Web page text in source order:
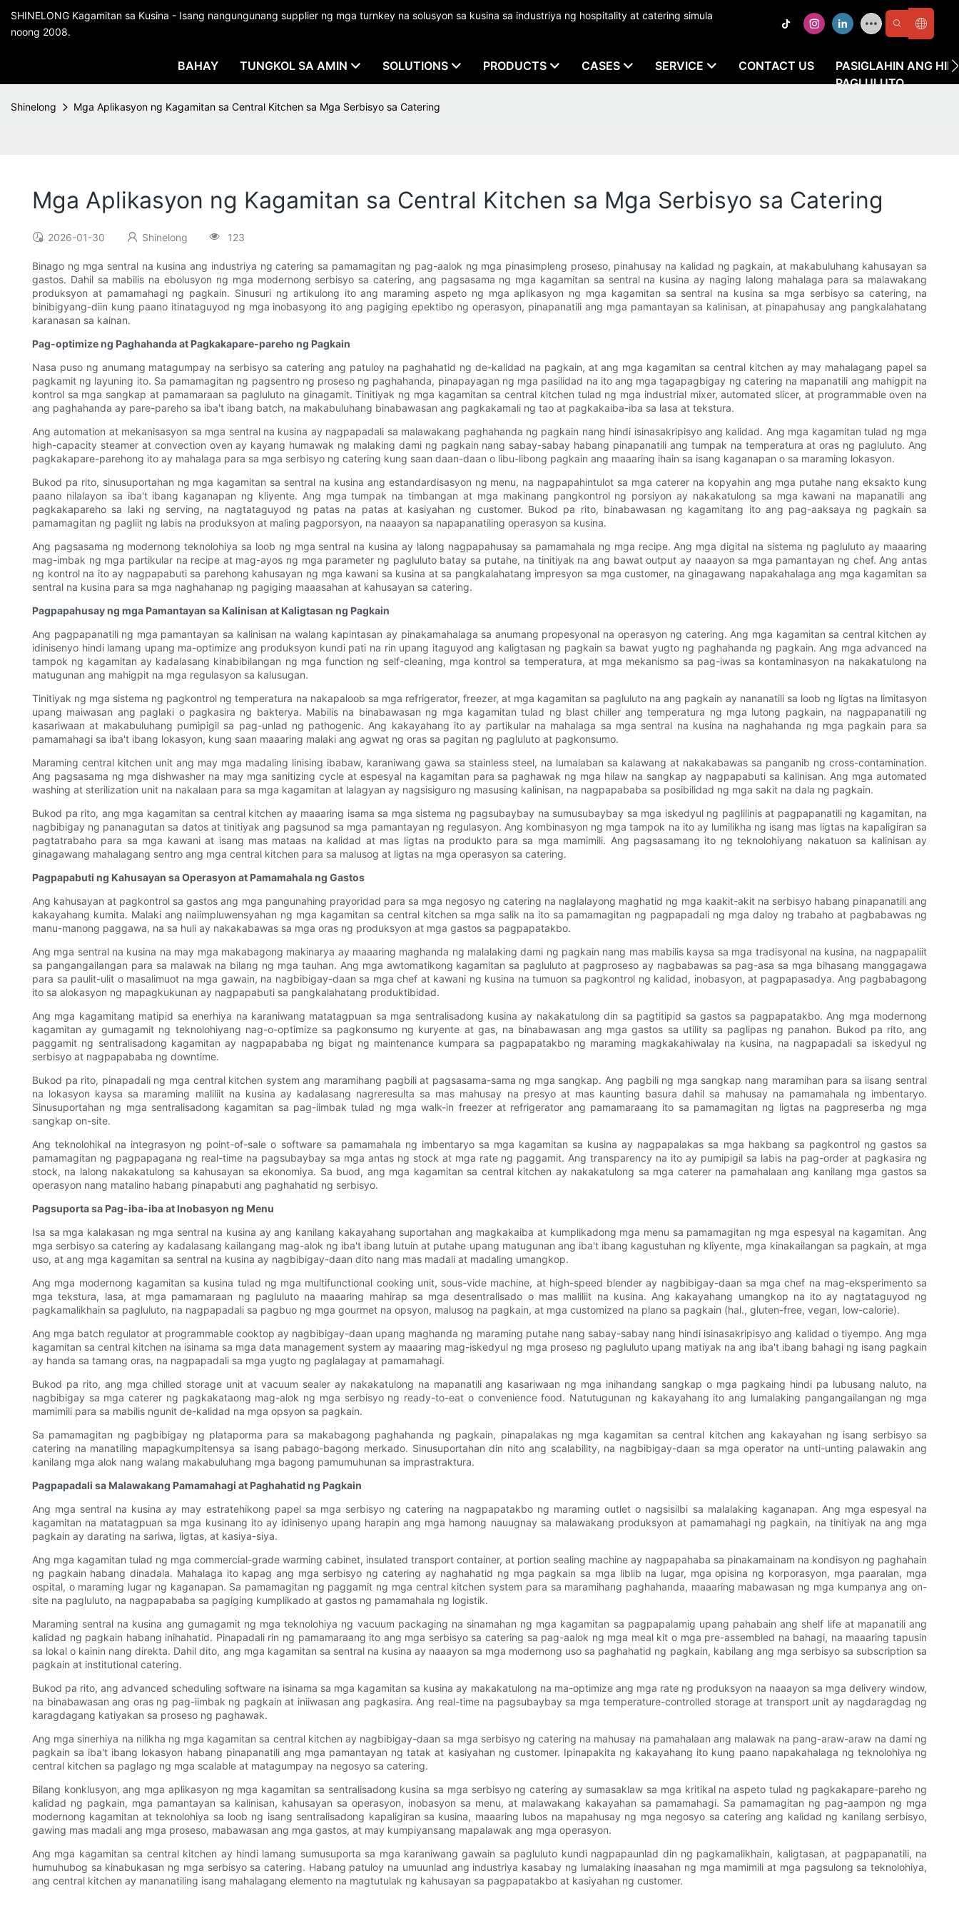
SHINELONG Kagamitan sa Kusina - Isang nangungunang supplier ng mga turnkey na solusyon sa kusina sa industriya ng hospitality at catering simula
noong 2008.
BAHAY TUNGKOL SA AMIN SOLUTIONS PRODUCTS CASES SERVICE CONTACT US
PASIGLAHIN ANG
PAGLULUTO
Shinelong Mga Aplikasyon ng Kagamitan sa Central Kitchen sa Mga Serbisyo sa Catering
Mga Aplikasyon ng Kagamitan sa Central Kitchen sa Mga Serbisyo sa Catering
2026-01-30 Shinelong 123
Binago ng mga sentral na kusina ang industriya ng catering sa pamamagitan ng pag-aalok ng mga pinasimpleng proseso, pinahusay na kalidad ng pagkain, at makabuluhang kahusayan sa
gastos. Dahil sa mabilis na ebolusyon ng mga modernong serbisyo sa catering, ang pagsasama ng mga kagamitan sa sentral na kusina ay naging lalong mahalaga para sa malawakang
produksyon at pamamahagi ng pagkain. Sinusuri ng artikulong ito ang maraming aspeto ng mga aplikasyon ng mga kagamitan sa sentral na kusina sa mga serbisyo sa catering, na
binibigyang-diin kung paano itinataguyod ng mga inobasyong ito ang pagiging epektibo ng operasyon, pinapanatili ang mga pamantayan sa kalinisan, at pinapahusay ang pangkalahatang
karanasan sa kainan.
Pag-optimize ng Paghahanda at Pagkakapare-pareho ng Pagkain
Nasa puso ng anumang matagumpay na serbisyo sa catering ang patuloy na paghahatid ng de-kalidad na pagkain, at ang mga kagamitan sa central kitchen ay may mahalagang papel sa
pagkamit ng layuning ito. Sa pamamagitan ng pagsentro ng proseso ng paghahanda, pinapayagan ng mga pasilidad na ito ang mga tagapagbigay ng catering na mapanatili ang mahigpit na
kontrol sa mga sangkap at pamamaraan sa pagluluto na ginagamit. Tinitiyak ng mga kagamitan sa central kitchen tulad ng mga industrial mixer, automated slicer, at programmable oven na
ang paghahanda ay pare-pareho sa iba't ibang batch, na makabuluhang binabawasan ang pagkakamali ng tao at pagkakaiba-iba sa lasa at tekstura.
Ang automation at mekanisasyon sa mga sentral na kusina ay nagpapadali sa malawakang paghahanda ng pagkain nang hindi isinasakripisyo ang kalidad. Ang mga kagamitan tulad ng mga
high-capacity steamer at convection oven ay kayang humawak ng malaking dami ng pagkain nang sabay-sabay habang pinapanatili ang tumpak na temperatura at oras ng pagluluto. Ang
pagkakapare-parehong ito ay mahalaga para sa mga serbisyo ng catering kung saan daan-daan o libu-libong pagkain ang maaaring ihain sa isang kaganapan o sa maraming lokasyon.
Bukod pa rito, sinusuportahan ng mga kagamitan sa sentral na kusina ang estandardisasyon ng menu, na nagpapahintulot sa mga caterer na kopyahin ang mga putahe nang eksakto kung
paano nilalayon sa iba't ibang kaganapan ng kliyente. Ang mga tumpak na timbangan at mga makinang pangkontrol ng porsiyon ay nakakatulong sa mga kawani na mapanatili ang
pagkakapareho sa laki ng serving, na nagtataguyod ng patas na patas at kasiyahan ng customer. Bukod pa rito, binabawasan ng kagamitang ito ang pag-aaksaya ng pagkain sa
pamamagitan ng pagliit ng labis na produksyon at maling pagporsyon, na naaayon sa napapanatiling operasyon sa kusina.
Ang pagsasama ng modernong teknolohiya sa loob ng mga sentral na kusina ay lalong nagpapahusay sa pamamahala ng mga recipe. Ang mga digital na sistema ng pagluluto ay maaaring
mag-imbak ng mga partikular na recipe at mag-ayos ng mga parameter ng pagluluto batay sa putahe, na tinitiyak na ang bawat output ay naaayon sa mga pamantayan ng chef. Ang antas
ng kontrol na ito ay nagpapabuti sa parehong kahusayan ng mga kawani sa kusina at sa pangkalahatang impresyon sa mga customer, na ginagawang napakahalaga ang mga kagamitan sa
sentral na kusina para sa mga naghahanap ng pagiging maaasahan at kahusayan sa catering.
Pagpapahusay ng mga Pamantayan sa Kalinisan at Kaligtasan ng Pagkain
Ang pagpapanatili ng mga pamantayan sa kalinisan na walang kapintasan ay pinakamahalaga sa anumang propesyonal na operasyon ng catering. Ang mga kagamitan sa central kitchen ay
idinisenyo hindi lamang upang ma-optimize ang produksyon kundi pati na rin upang itaguyod ang kaligtasan ng pagkain sa bawat yugto ng paghahanda ng pagkain. Ang mga advanced na
tampok ng kagamitan ay kadalasang kinabibilangan ng mga function ng self-cleaning, mga kontrol sa temperatura, at mga mekanismo sa pag-iwas sa kontaminasyon na nakakatulong na
matugunan ang mahigpit na mga regulasyon sa kalusugan.
Tinitiyak ng mga sistema ng pagkontrol ng temperatura na nakapaloob sa mga refrigerator, freezer, at mga kagamitan sa pagluluto na ang pagkain ay nananatili sa loob ng ligtas na limitasyon
upang maiwasan ang paglaki o pagkasira ng bakterya. Mabilis na binabawasan ng mga kagamitan tulad ng blast chiller ang temperatura ng mga lutong pagkain, na nagpapanatili ng
kasariwaan at makabuluhang pumipigil sa pag-unlad ng pathogenic. Ang kakayahang ito ay partikular na mahalaga sa mga sentral na kusina na naghahanda ng mga pagkain para sa
pamamahagi sa iba't ibang lokasyon, kung saan maaaring malaki ang agwat ng oras sa pagitan ng pagluluto at pagkonsumo.
Maraming central kitchen unit ang may mga madaling linising ibabaw, karaniwang gawa sa stainless steel, na lumalaban sa kalawang at nakakabawas sa panganib ng cross-contamination.
Ang pagsasama ng mga dishwasher na may mga sanitizing cycle at espesyal na kagamitan para sa paghawak ng mga hilaw na sangkap ay nagpapabuti sa kalinisan. Ang mga automated
washing at sterilization unit na nakalaan para sa mga kagamitan at lalagyan ay nagsisiguro ng masusing kalinisan, na nagpapababa sa posibilidad ng mga sakit na dala ng pagkain.
Bukod pa rito, ang mga kagamitan sa central kitchen ay maaaring isama sa mga sistema ng pagsubaybay na sumusubaybay sa mga iskedyul ng paglilinis at pagpapanatili ng kagamitan, na
nagbibigay ng pananagutan sa datos at tinitiyak ang pagsunod sa mga pamantayan ng regulasyon. Ang kombinasyon ng mga tampok na ito ay lumilikha ng isang mas ligtas na kapaligiran sa
pagtatrabaho para sa mga kawani at isang mas mataas na kalidad at mas ligtas na produkto para sa mga mamimili. Ang pagsasamang ito ng teknolohiyang nakatuon sa kalinisan ay
ginagawang mahalagang sentro ang mga central kitchen para sa malusog at ligtas na mga operasyon sa catering.
Pagpapabuti ng Kahusayan sa Operasyon at Pamamahala ng Gastos
Ang kahusayan at pagkontrol sa gastos ang mga pangunahing prayoridad para sa mga negosyo ng catering na naglalayong maghatid ng mga kaakit-akit na serbisyo habang pinapanatili ang
kakayahang kumita. Malaki ang naiimpluwensyahan ng mga kagamitan sa central kitchen sa mga salik na ito sa pamamagitan ng pagpapadali ng mga daloy ng trabaho at pagbabawas ng
manu-manong paggawa, na sa huli ay nakakabawas sa mga oras ng produksyon at mga gastos sa pagpapatakbo.
Ang mga sentral na kusina na may mga makabagong makinarya ay maaaring maghanda ng malalaking dami ng pagkain nang mas mabilis kaysa sa mga tradisyonal na kusina, na nagpapaliit
sa pangangailangan para sa malawak na bilang ng mga tauhan. Ang mga awtomatikong kagamitan sa pagluluto at pagproseso ay nagbabawas sa pag-asa sa mga bihasang manggagawa
para sa paulit-ulit o masalimuot na mga gawain, na nagbibigay-daan sa mga chef at kawani ng kusina na tumuon sa pagkontrol ng kalidad, inobasyon, at pagpapasadya. Ang pagbabagong
ito sa alokasyon ng mapagkukunan ay nagpapabuti sa pangkalahatang produktibidad.
Ang mga kagamitang matipid sa enerhiya na karaniwang matatagpuan sa mga sentralisadong kusina ay nakakatulong din sa pagtitipid sa gastos sa pagpapatakbo. Ang mga modernong
kagamitan ay gumagamit ng teknolohiyang nag-o-optimize sa pagkonsumo ng kuryente at gas, na binabawasan ang mga gastos sa utility sa paglipas ng panahon. Bukod pa rito, ang
paggamit ng sentralisadong kagamitan ay nagpapababa ng bigat ng maintenance kumpara sa pagpapatakbo ng maraming magkakahiwalay na kusina, na nagpapadali sa iskedyul ng
serbisyo at nagpapababa ng downtime.
Bukod pa rito, pinapadali ng mga central kitchen system ang maramihang pagbili at pagsasama-sama ng mga sangkap. Ang pagbili ng mga sangkap nang maramihan para sa iisang sentral
na lokasyon kaysa sa maraming maliliit na kusina ay kadalasang nagreresulta sa mas mahusay na presyo at mas kaunting basura dahil sa mahusay na pamamahala ng imbentaryo.
Sinusuportahan ng mga sentralisadong kagamitan sa pag-iimbak tulad ng mga walk-in freezer at refrigerator ang pamamaraang ito sa pamamagitan ng ligtas na pagpreserba ng mga
sangkap on-site.
Ang teknolohikal na integrasyon ng point-of-sale o software sa pamamahala ng imbentaryo sa mga kagamitan sa kusina ay nagpapalakas sa mga hakbang sa pagkontrol ng gastos sa
pamamagitan ng pagpapagana ng real-time na pagsubaybay sa mga antas ng stock at mga rate ng paggamit. Ang transparency na ito ay pumipigil sa labis na pag-order at pagkasira ng
stock, na lalong nakakatulong sa kahusayan sa ekonomiya. Sa buod, ang mga kagamitan sa central kitchen ay nakakatulong sa mga caterer na pamahalaan ang kanilang mga gastos sa
operasyon nang matalino habang pinapabuti ang paghahatid ng serbisyo.
Pagsuporta sa Pag-iba-iba at Inobasyon ng Menu
Isa sa mga kalakasan ng mga sentral na kusina ay ang kanilang kakayahang suportahan ang magkakaiba at kumplikadong mga menu sa pamamagitan ng mga espesyal na kagamitan. Ang
mga serbisyo sa catering ay kadalasang kailangang mag-alok ng iba't ibang lutuin at putahe upang matugunan ang iba't ibang kagustuhan ng kliyente, mga kinakailangan sa pagkain, at mga
uso, at ang mga kagamitan sa sentral na kusina ay nagbibigay-daan dito nang mas madali at madaling umangkop.
Ang mga modernong kagamitan sa kusina tulad ng mga multifunctional cooking unit, sous-vide machine, at high-speed blender ay nagbibigay-daan sa mga chef na mag-eksperimento sa
mga tekstura, lasa, at mga pamamaraan ng pagluluto na maaaring mahirap sa mga desentralisado o mas maliliit na kusina. Ang kakayahang umangkop na ito ay nagtataguyod ng
pagkamalikhain sa pagluluto, na nagpapadali sa pagbuo ng mga gourmet na opsyon, malusog na pagkain, at mga customized na plano sa pagkain (hal., gluten-free, vegan, low-calorie).
Ang mga batch regulator at programmable cooktop ay nagbibigay-daan upang maghanda ng maraming putahe nang sabay-sabay nang hindi isinasakripisyo ang kalidad o tiyempo. Ang mga
kagamitan sa central kitchen na isinama sa mga data management system ay maaaring mag-iskedyul ng mga proseso ng pagluluto upang matiyak na ang iba't ibang bahagi ng isang pagkain
ay handa sa tamang oras, na nagpapadali sa mga yugto ng paglalagay at pamamahagi.
Bukod pa rito, ang mga chilled storage unit at vacuum sealer ay nakakatulong na mapanatili ang kasariwaan ng mga inihandang sangkap o mga pagkaing hindi pa lubusang naluto, na
nagbibigay sa mga caterer ng pagkakataong mag-alok ng mga serbisyo ng ready-to-eat o convenience food. Natutugunan ng kakayahang ito ang lumalaking pangangailangan ng mga
mamimili para sa mabilis ngunit de-kalidad na mga opsyon sa pagkain.
Sa pamamagitan ng pagbibigay ng plataporma para sa makabagong paghahanda ng pagkain, pinapalakas ng mga kagamitan sa central kitchen ang kakayahan ng isang serbisyo sa
catering na manatiling mapagkumpitensya sa isang pabago-bagong merkado. Sinusuportahan din nito ang scalability, na nagbibigay-daan sa mga operator na unti-unting palawakin ang
kanilang mga alok nang walang makabuluhang mga bagong pamumuhunan sa imprastraktura.
Pagpapadali sa Malawakang Pamamahagi at Paghahatid ng Pagkain
Ang mga sentral na kusina ay may estratehikong papel sa mga serbisyo ng catering na nagpapatakbo ng maraming outlet o nagsisilbi sa malalaking kaganapan. Ang mga espesyal na
kagamitan na matatagpuan sa mga kusinang ito ay idinisenyo upang harapin ang mga hamong nauugnay sa malawakang produksyon at pamamahagi ng pagkain, na tinitiyak na ang mga
pagkain ay darating na sariwa, ligtas, at kasiya-siya.
Ang mga kagamitan tulad ng mga commercial-grade warming cabinet, insulated transport container, at portion sealing machine ay nagpapahaba sa pinakamainam na kondisyon ng paghahain
ng pagkain habang dinadala. Mahalaga ito kapag ang mga serbisyo ng catering ay naghahatid ng mga pagkain sa mga liblib na lugar, mga opisina ng korporasyon, mga paaralan, mga
ospital, o maraming lugar ng kaganapan. Sa pamamagitan ng paggamit ng mga central kitchen system para sa maramihang paghahanda, maaaring mabawasan ng mga kumpanya ang on-
site na pagluluto, na nagpapababa sa pagiging kumplikado at gastos ng pamamahala ng logistik.
Maraming sentral na kusina ang gumagamit ng mga teknolohiya ng vacuum packaging na sinamahan ng mga kagamitan sa pagpapalamig upang pahabain ang shelf life at mapanatili ang
kalidad ng pagkain habang inihahatid. Pinapadali rin ng pamamaraang ito ang mga serbisyo sa catering sa pag-aalok ng mga meal kit o mga pre-assembled na bahagi, na maaaring tapusin
sa lokal o kainin nang direkta. Dahil dito, ang mga kagamitan sa sentral na kusina ay naaayon sa mga modernong uso sa paghahatid ng pagkain, kabilang ang mga serbisyo sa subscription sa
pagkain at institutional catering.
Bukod pa rito, ang advanced scheduling software na isinama sa mga kagamitan sa kusina ay makakatulong na ma-optimize ang mga rate ng produksyon na naaayon sa mga delivery window,
na binabawasan ang oras ng pag-iimbak ng pagkain at iniiwasan ang pagkasira. Ang real-time na pagsubaybay sa mga temperature-controlled storage at transport unit ay nagdaragdag ng
karagdagang katiyakan sa proseso ng paghawak.
Ang mga sinerhiya na nilikha ng mga kagamitan sa central kitchen ay nagbibigay-daan sa mga serbisyo ng catering na mahusay na pamahalaan ang malawak na pang-araw-araw na dami ng
pagkain sa iba't ibang lokasyon habang pinapanatili ang mga pamantayan ng tatak at kasiyahan ng customer. Ipinapakita ng kakayahang ito kung paano napakahalaga ng teknolohiya ng
central kitchen sa paglago ng mga scalable at matagumpay na negosyo sa catering.
Bilang konklusyon, ang mga aplikasyon ng mga kagamitan sa sentralisadong kusina sa mga serbisyo ng catering ay sumasaklaw sa mga kritikal na aspeto tulad ng pagkakapare-pareho ng
kalidad ng pagkain, mga pamantayan sa kalinisan, kahusayan sa operasyon, inobasyon sa menu, at malawakang kakayahan sa pamamahagi. Sa pamamagitan ng pag-aampon ng mga
modernong kagamitan at teknolohiya sa loob ng isang sentralisadong kapaligiran sa kusina, maaaring lubos na mapahusay ng mga negosyo sa catering ang kalidad ng kanilang serbisyo,
gawing mas madali ang mga proseso, mabawasan ang mga gastos, at may kumpiyansang mapalawak ang mga operasyon.
Ang mga kagamitan sa central kitchen ay hindi lamang sumusuporta sa mga karaniwang gawain sa pagluluto kundi nagpapaunlad din ng pagkamalikhain, kaligtasan, at pagpapanatili, na
humuhubog sa kinabukasan ng mga serbisyo sa catering. Habang patuloy na umuunlad ang industriya kasabay ng lumalaking inaasahan ng mga mamimili at mga pagsulong sa teknolohiya,
ang central kitchen ay mananatiling isang mahalagang elemento na magtutulak ng kahusayan sa pagpapatakbo at kasiyahan ng customer.